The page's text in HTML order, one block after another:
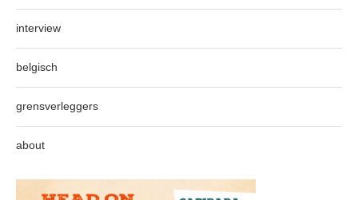
interview
belgisch
grensverleggers
about